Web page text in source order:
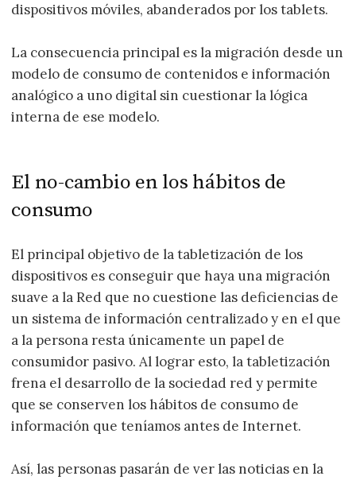
dispositivos móviles, abanderados por los tablets.
La consecuencia principal es la migración desde un
modelo de consumo de contenidos e información
analógico a uno digital sin cuestionar la lógica
interna de ese modelo.
El no-cambio en los hábitos de
consumo
El principal objetivo de la tabletización de los
dispositivos es conseguir que haya una migración
suave a la Red que no cuestione las deficiencias de
un sistema de información centralizado y en el que
a la persona resta únicamente un papel de
consumidor pasivo. Al lograr esto, la tabletización
frena el desarrollo de la sociedad red y permite
que se conserven los hábitos de consumo de
información que teníamos antes de Internet.
Así, las personas pasarán de ver las noticias en la